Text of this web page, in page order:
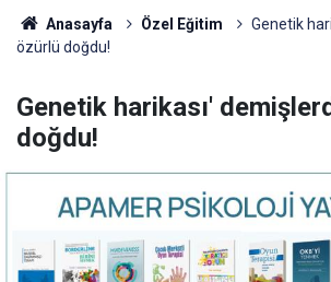
Anasayfa Özel Eğitim
Genetik
özürlü doğdu!
Genetik harikası'
doğdu!